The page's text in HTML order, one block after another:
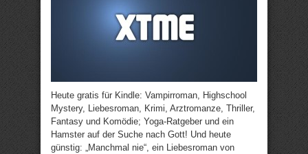
Heute gratis für Kindle: Vampirroman, Highschool
Mystery, Liebesroman, Krimi, Arztromanze, Thriller,
Fantasy und Komödie; Yoga-Ratgeber und ein
Hamster auf der Suche nach Gott! Und heute
günstig: „Manchmal nie“, ein Liebesroman von